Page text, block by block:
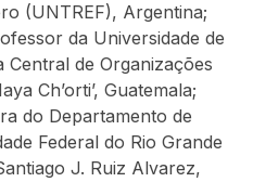
(UNTREF), Argentina;
da Universidade de
de Organizações
Ch’orti’, Guatemala;
do Departamento de
Federal do Rio Grande
J. Ruiz Alvarez,